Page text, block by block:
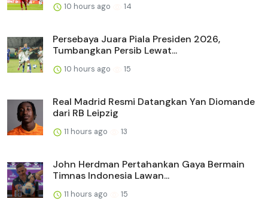
10 hours ago 14
Persebaya Juara Piala Presiden 2026,
Tumbangkan Persib Lewat...
10 hours ago 15
Real Madrid Resmi Datangkan Yan Diomande
dari RB Leipzig
11 hours ago 13
John Herdman Pertahankan Gaya Bermain
Timnas Indonesia Lawan...
11 hours ago 15